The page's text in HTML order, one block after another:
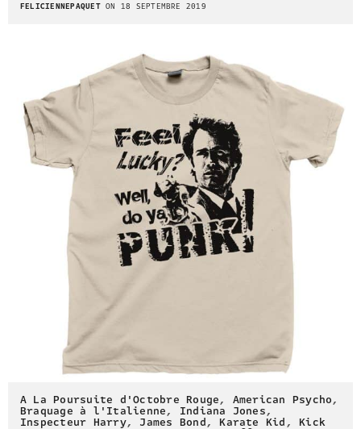
FELICIENNEPAQUETON 18 SEPTEMBRE 2019
A La Poursuite d'Octobre Rouge, American Psycho,
Braquage à l'Italienne, Indiana Jones,
Inspecteur Harry, James Bond,Karate Kid,Kick